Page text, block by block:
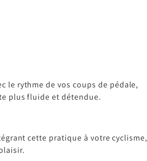
le rythme de vos coups de pédale,
plus fluide et détendue.
cette pratique à votre cyclisme,